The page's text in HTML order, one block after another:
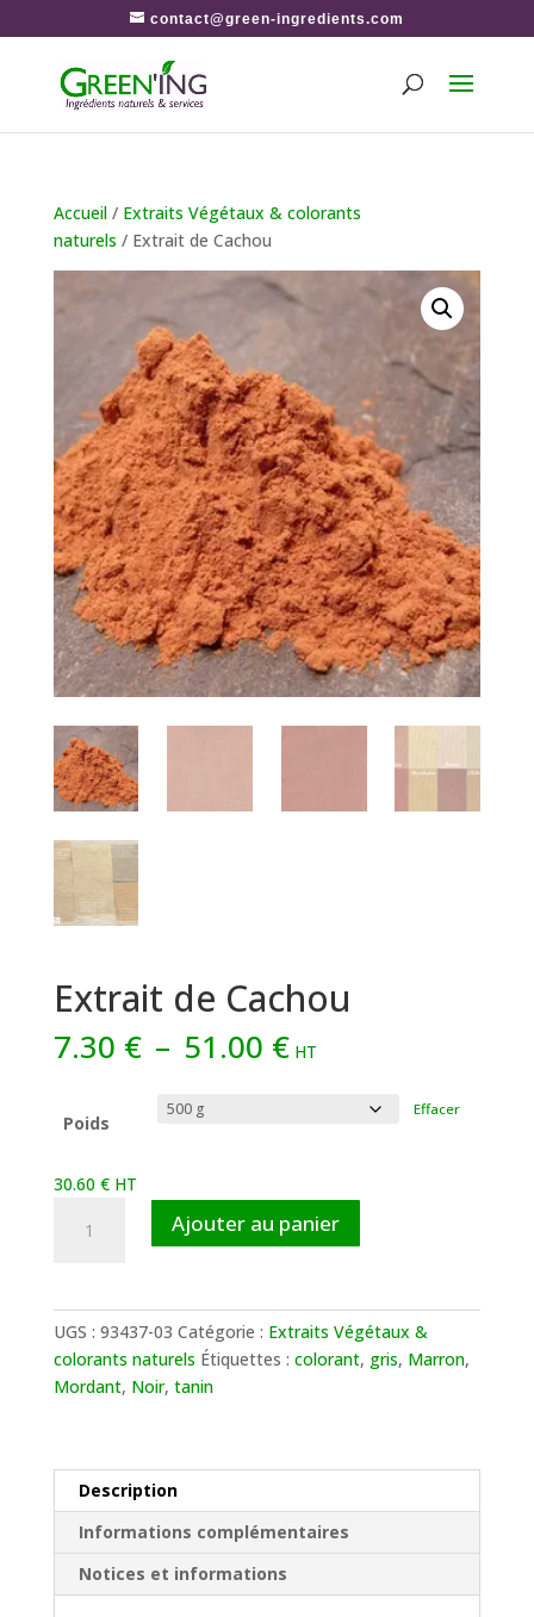
contact@green-ingredients.com
Accueil/ Extraits Végétaux & colorants
naturels / Extrait de Cachou
Extrait de Cachou
7.30 € – 51.00 €Plage
de
7.30 €
HT
Poids
Effacer
30.60 € HT
Ajouter au panier
UGS : 93437-03 Catégorie : Extraits Végétaux &
colorants naturels Étiquettes : colorant, gris, Marron,
Mordant, Noir, tanin
Description
Informations complémentaires
Notices et informations